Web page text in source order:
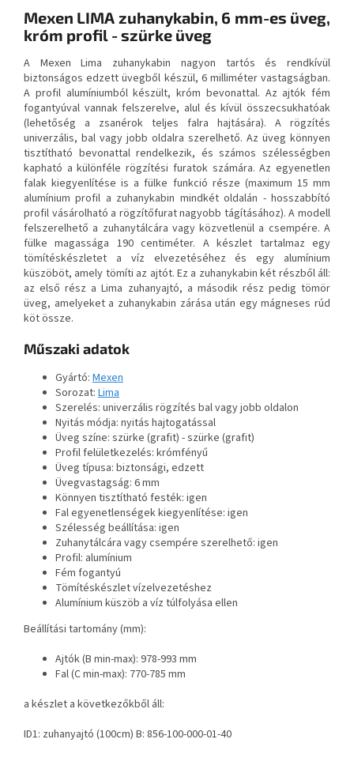
Mexen LIMA zuhanykabin, 6 mm-es üveg,
króm profil - szürke üveg
A Mexen Lima zuhanykabin nagyon tartós és rendkívül
biztonságos edzett üvegből készül, 6 milliméter vastagságban.
A profil alumíniumból készült, króm bevonattal. Az ajtók fém
fogantyúval vannak felszerelve, alul és kívül összecsukhatóak
(lehetőség a zsanérok teljes falra hajtására). A rögzítés
univerzális, bal vagy jobb oldalra szerelhető. Az üveg könnyen
tisztítható bevonattal rendelkezik, és számos szélességben
kapható a különféle rögzítési furatok számára. Az egyenetlen
falak kiegyenlítése is a fülke funkció része (maximum 15 mm
alumínium profil a zuhanykabin mindkét oldalán - hosszabbító
profil vásárolható a rögzítőfurat nagyobb tágításához). A modell
felszerelhető a zuhanytálcára vagy közvetlenül a csempére. A
fülke magassága 190 centiméter. A készlet tartalmaz egy
tömítéskészletet a víz elvezetéséhez és egy alumínium
küszöböt, amely tömíti az ajtót. Ez a zuhanykabin két részből áll:
az első rész a Lima zuhanyajtó, a második rész pedig tömör
üveg, amelyeket a zuhanykabin zárása után egy mágneses rúd
köt össze.
Műszaki adatok
Gyártó: Mexen
Sorozat: Lima
Szerelés: univerzális rögzítés bal vagy jobb oldalon
Nyitás módja: nyitás hajtogatással
Üveg színe: szürke (grafit) - szürke (grafit)
Profil felületkezelés: krómfényű
Üveg típusa: biztonsági, edzett
Üvegvastagság: 6 mm
Könnyen tisztítható festék: igen
Fal egyenetlenségek kiegyenlítése: igen
Szélesség beállítása: igen
Zuhanytálcára vagy csempére szerelhető: igen
Profil: alumínium
Fém fogantyú
Tömítéskészlet vízelvezetéshez
Alumínium küszöb a víz túlfolyása ellen
Beállítási tartomány (mm):
Ajtók (B min-max): 978-993 mm
Fal (C min-max): 770-785 mm
a készlet a következőkből áll:
ID1: zuhanyajtó (100cm) B: 856-100-000-01-40